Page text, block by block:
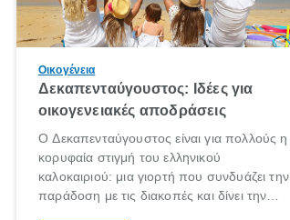
Οικογένεια
Δεκαπενταύγουστος: Ιδέες για
οικογενειακές αποδράσεις
Ο Δεκαπενταύγουστος είναι για πολλούς η
κορυφαία στιγμή του ελληνικού
καλοκαιριού: μια γιορτή που συνδυάζει την
παράδοση με τις διακοπές και δίνει την